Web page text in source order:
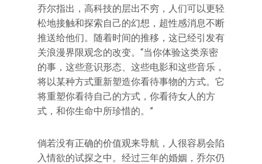
乔尔指出，高科技的层出不穷，人们可以更轻
松地接触和探索自己的幻想，超性感消息不断
推送给他们。随着时间的推移，这已经引发有
关浪漫界限观念的改变。“当你体验这类亲密
的事，这些意识形态、这些电影和这些音乐，
将以某种方式重新塑造你看待事物的方式。它
将重塑你看待自己的方式，你看待女人的方
式，和你生命中所珍惜的。”
倘若没有正确的价值观来导航，人很容易会陷
入情欲的试探之中。经过三年的婚姻，乔尔仍